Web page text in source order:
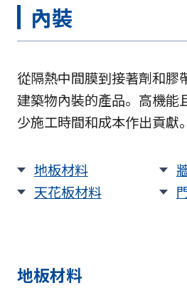
內裝
從隔熱中間膜到接著劑和膠
建築物內裝的產品。高機能
少施工時間和成本作出貢獻。
地板材料
天花板材料
地板材料